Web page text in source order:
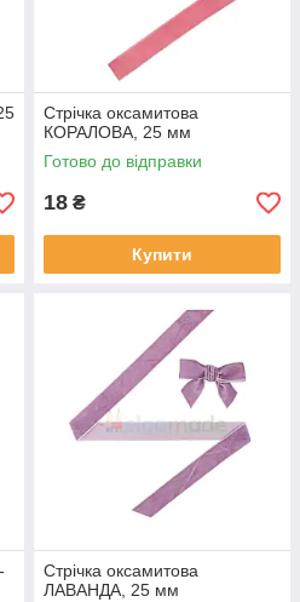
Стрічка оксамитова
КОРАЛОВА, 25 мм
Готово до відправки
18 ₴
Купити
Стрічка оксамитова
ЛАВАНДА, 25 мм